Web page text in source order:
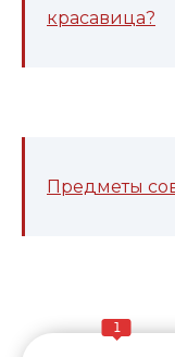
красавица?
Предметы
1